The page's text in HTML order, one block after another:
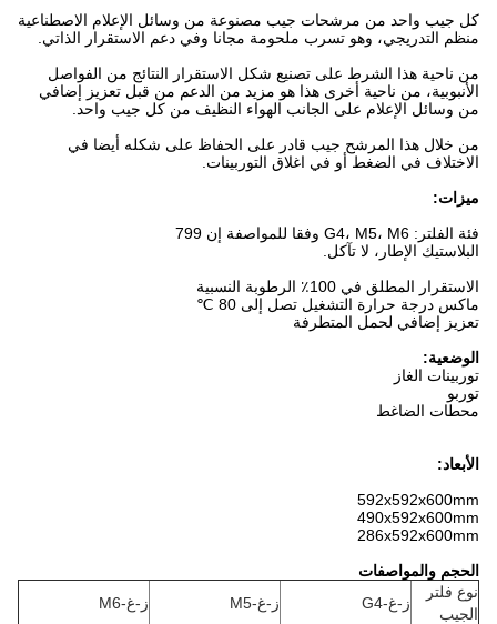
كل جيب واحد من مرشحات جيب مصنوعة من وسائل الإعلام الاصطناعية
منظم التدريجي، وهو تسرب ملحومة مجانا وفي دعم الاستقرار الذاتي.
من ناحية هذا الشرط على تصنيع شكل الاستقرار النتائج من الفواصل
الأنبوبية، من ناحية أخرى هذا هو مزيد من الدعم من قبل تعزيز إضافي
من وسائل الإعلام على الجانب الهواء النظيف من كل جيب واحد.
من خلال هذا المرشح جيب قادر على الحفاظ على شكله أيضا في
الاختلاف في الضغط أو في اغلاق التوربينات.
ميزات:
فئة الفلتر: G4، M5، M6 وفقا للمواصفة إن 799
البلاستيك الإطار، لا تآكل.
الاستقرار المطلق في 100٪ الرطوبة النسبية
ماكس درجة حرارة التشغيل تصل إلى 80 ℃
تعزيز إضافي لحمل المتطرفة
الوضعية:
توربينات الغاز
توربو
محطات الضاغط
الأبعاد:
592x592x600mm
490x592x600mm
286x592x600mm
الحجم والمواصفات
نوع فلتر
الجيب
ز-غ-G4 ز-غ-M5
ز-غ-M6